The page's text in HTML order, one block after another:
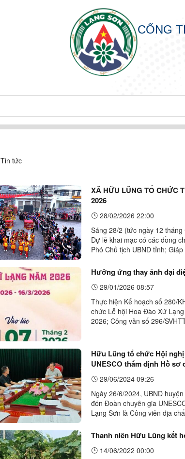
CỔNG
Tin tức
XÃ HỮU LŨNG TỔ CHỨC
2026
28/02/2026 22:00
Sáng 28/2 (tức ngày 12
Dự lễ khai mạc có các đồng
Phó Chủ tịch UBND tỉnh;
Hưởng ứng thay ảnh đại
29/01/2026 08:57
Thực hiện Kế hoạch số 280/
chức Lễ hội Hoa Đào Xứ
2026; Công văn số 296/
Hữu Lũng tổ chức Hội
UNESCO thẩm định Hồ sơ
Công viên địa chất Toàn cầu
29/06/2024 09:26
Ngày 26/6/2024, UBND
đón Đoàn chuyên gia
Lạng Sơn là Công viên địa
Thanh niên Hữu Lũng kết
14/06/2022 00:00